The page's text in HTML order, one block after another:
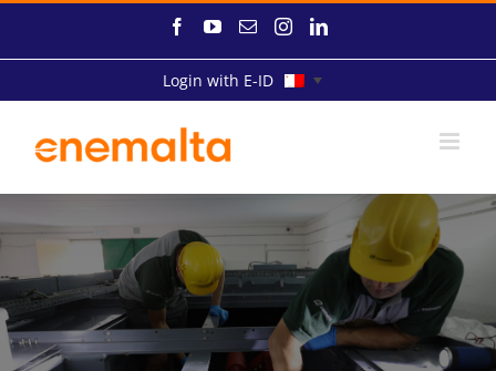
FacebookYouTube
EmailInstagramLinkedIn
Login with E-ID